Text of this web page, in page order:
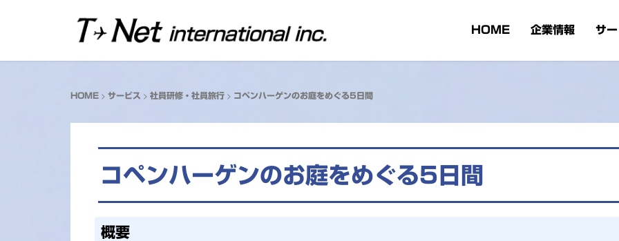
HOME 企業情報 サ
HOME > サービス > 社員研修・社員旅行 > コペンハーゲンのお庭をめぐる5日間
コペンハーゲンのお庭をめぐる5日間
概要